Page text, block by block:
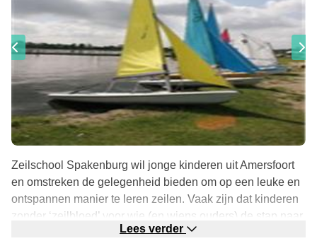
Zeilschool Spakenburg wil jonge kinderen uit Amersfoort
en omstreken de gelegenheid bieden om op een leuke en
ontspannen manier te leren zeilen. Vaak zijn dat kinderen
zonder ‘zeilbloed’ voor wie (en wiens ouders) de stap naar
de zeilkampen nog te groot is. De zeilschool is dankzij de
Lees verder